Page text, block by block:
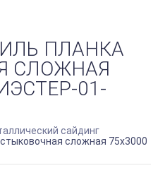
ПЛАНКА
СЛОЖНАЯ
01-
сайдинг
сложная 75х3000